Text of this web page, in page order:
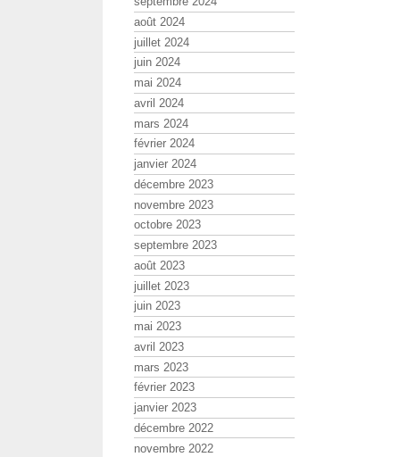
août 2024
juillet 2024
juin 2024
mai 2024
avril 2024
mars 2024
février 2024
janvier 2024
décembre 2023
novembre 2023
octobre 2023
septembre 2023
août 2023
juillet 2023
juin 2023
mai 2023
avril 2023
mars 2023
février 2023
janvier 2023
décembre 2022
novembre 2022